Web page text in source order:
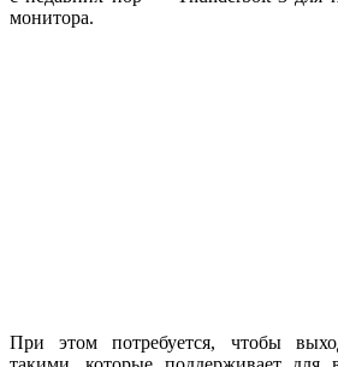
монитора.
При этом потребуется, чтобы